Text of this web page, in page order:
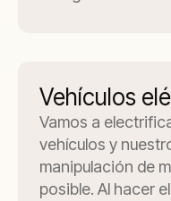
Vehículos
Vamos a
vehículos y
manipulación de
posible. Al hacer